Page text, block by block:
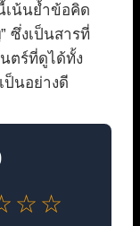
เน้นย้ำข้อคิด
ซึ่งเป็นสารที่
ตร์ที่ดูได้ทั้ง
ป็นอย่างดี